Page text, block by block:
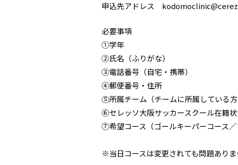
申込先アドレス
必要事項
①学年
②氏名（ふりがな）
③電話番号（自宅・携帯）
④郵便番号・住所
⑤所属チーム（チームに所属している方
⑥セレッソ大阪サッカースクール在籍
⑦希望コース（ゴールキーパーコース／
※当日コースは変更されても問題ありま